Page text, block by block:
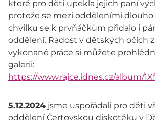
které pro děti upekla jejich paní
protože se mezi odděleními dlouho
chvilku se k prvňáčkům přidalo i pár
oddělení. Radost v dětských očích
vykonané práce si můžete
galerii:
https://www.rajce.idnes.cz/album/
5.12.2024 jsme uspořádali pro děti
oddělení Čertovskou diskotéku v